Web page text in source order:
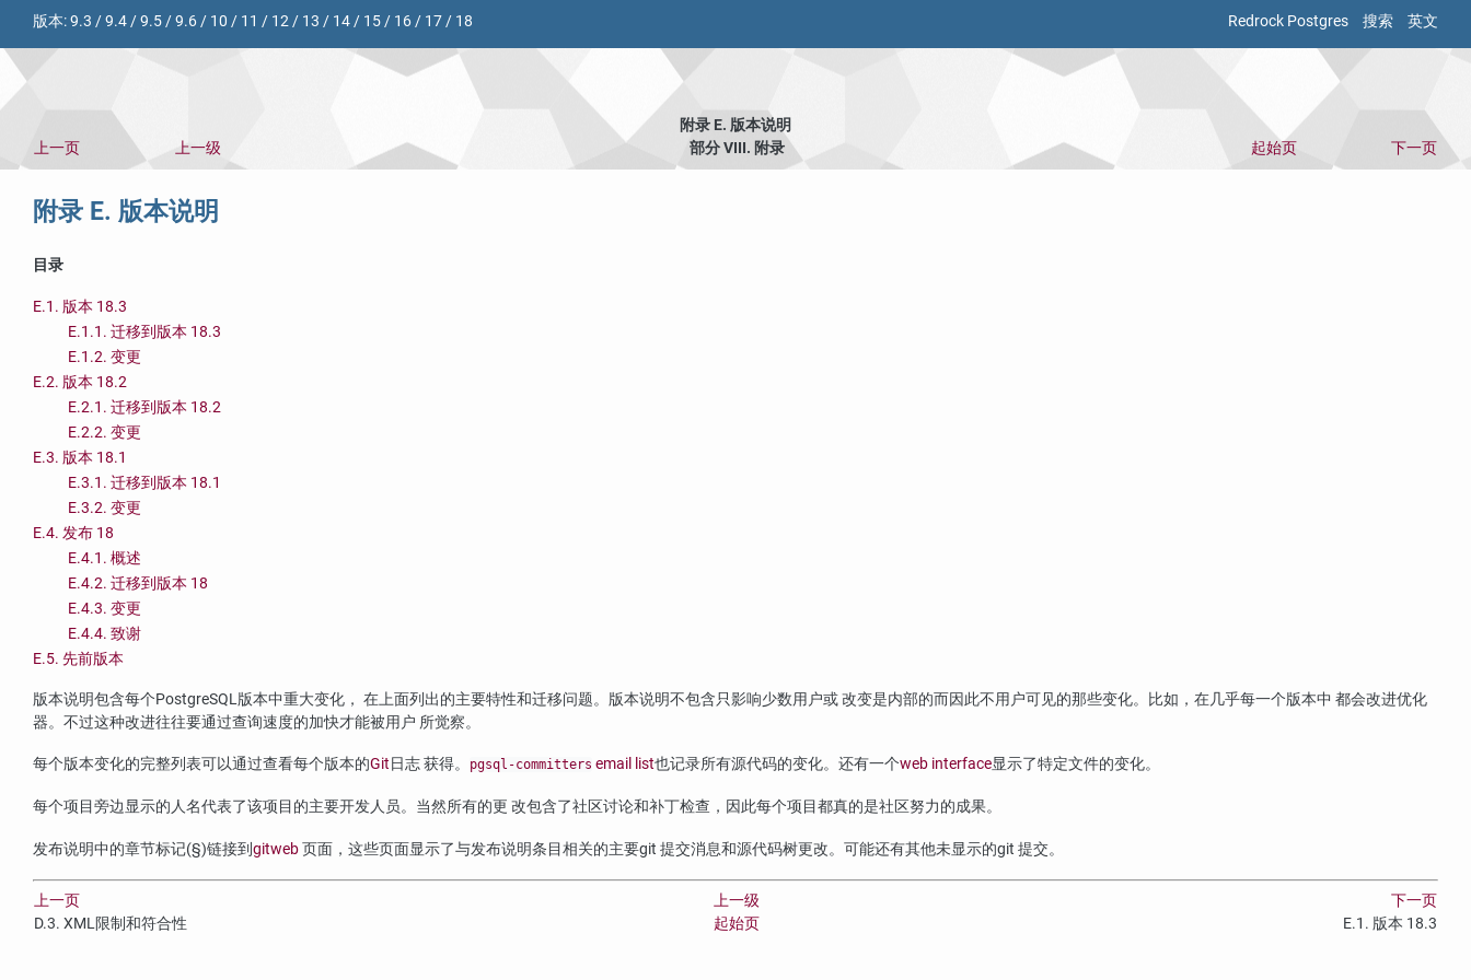
Redrock Postgres 搜索 英文
版本:9.3 /9.4/9.5/9.6/ 10 / 11 / 12/ 13 / 14/ 15/ 16/ 17/ 18
附录 E. 版本说明
上一页
上一级 部分 VIII. 附录 起始页 下一页
附录 E. 版本说明
目录
E.1. 版本 18.3
E.1.1. 迁移到版本 18.3
E.1.2. 变更
E.2. 版本 18.2
E.2.1. 迁移到版本 18.2
E.2.2. 变更
E.3. 版本 18.1
E.3.1. 迁移到版本 18.1
E.3.2. 变更
E.4. 发布 18
E.4.1. 概述
E.4.2. 迁移到版本 18
E.4.3. 变更
E.4.4. 致谢
E.5. 先前版本
版本说明包含每个PostgreSQL版本中重大变化， 在上面列出的主要特性和迁移问题。版本说明不包含只影响少数用户或 改变是内部的而因此不用户可见的那些变化。比如，在几乎每一个版本中 都会改进优化
器。不过这种改进往往要通过查询速度的加快才能被用户 所觉察。
每个版本变化的完整列表可以通过查看每个版本的Git日志 获得。 pgsql-committers email list也记录所有源代码的变化。还有一个web interface显示了特定文件的变化。
每个项目旁边显示的人名代表了该项目的主要开发人员。当然所有的更 改包含了社区讨论和补丁检查，因此每个项目都真的是社区努力的成果。
发布说明中的章节标记(§)链接到gitweb页面，这些页面显示了与发布说明条目相关的主要git 提交消息和源代码树更改。可能还有其他未显示的git 提交。
上一页 上一级
下一页
D.3. XML限制和符合性
起始页 E.1. 版本 18.3